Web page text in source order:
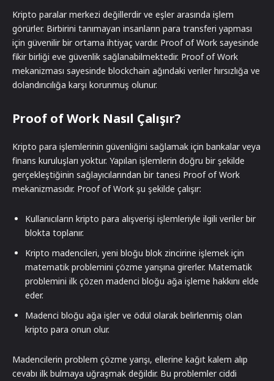
Kripto paralar merkezi değillerdir ve eşler arasında işlem
görürler. Birbirini tanımayan insanların para transferi yapması
için güvenilir bir ortama ihtiyaç vardır. Proof of Work sayesinde
fikir birliği eve güvenlik sağlanabilmektedir. Proof of Work
mekanizması sayesinde blockchain ağındaki veriler hırsızlığa ve
dolandırıcılığa karşı korunmuş olunur.
Proof of Work Nasıl Çalışır?
Kripto para işlemlerinin güvenliğini sağlamak için bankalar veya
finans kuruluşları yoktur. Yapılan işlemlerin doğru bir şekilde
gerçekleştiğinin sağlayıcılarından bir tanesi Proof of Work
mekanizmasıdır. Proof of Work şu şekilde çalışır:
Kullanıcıların kripto para alışverişi işlemleriyle ilgili veriler bir
blokta toplanır.
Kripto madencileri, yeni bloğu blok zincirine işlemek için
matematik problemini çözme yarışına girerler. Matematik
problemini ilk çözen madenci bloğu ağa işleme hakkını elde
eder.
Madenci bloğu ağa işler ve ödül olarak belirlenmiş olan
kripto para onun olur.
Madencilerin problem çözme yarışı, ellerine kağıt kalem alıp
cevabı ilk bulmaya uğraşmak değildir. Bu problemler ciddi